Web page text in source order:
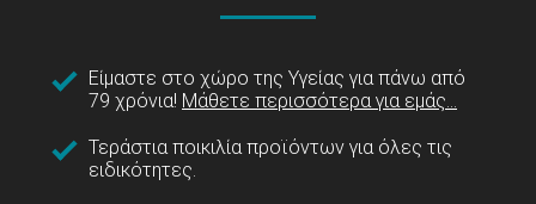
Είμαστε στο χώρο της Υγείας για πάνω από
79 χρόνια! Μάθετε περισσότερα για εμάς...
Τεράστια ποικιλία προϊόντων για όλες τις
ειδικότητες.